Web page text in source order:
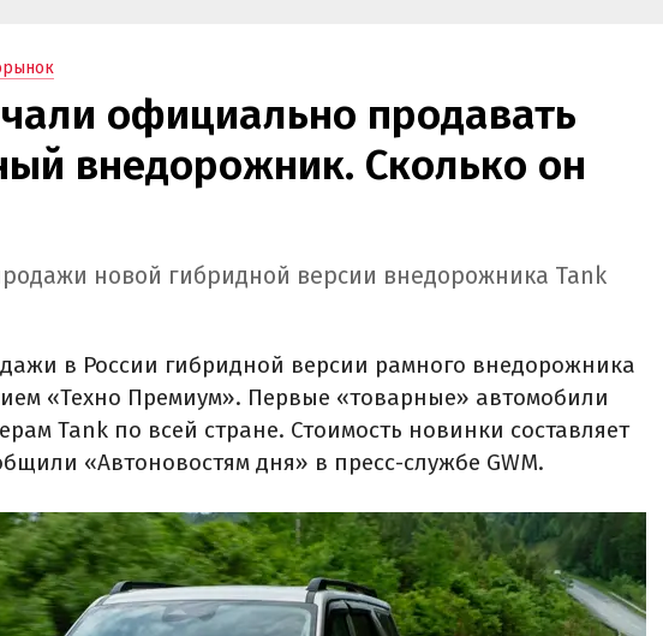
официально продавать
внедорожник. Сколько он
новой гибридной версии внедорожника Tank
в России гибридной версии рамного внедорожника
«Техно Премиум». Первые «товарные» автомобили
Tank по всей стране. Стоимость новинки составляет
«Автоновостям дня» в пресс-службе GWM.